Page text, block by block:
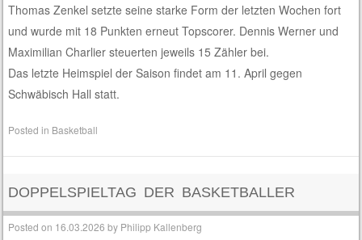
Thomas Zenkel setzte seine starke Form der letzten Wochen fort
und wurde mit 18 Punkten erneut Topscorer. Dennis Werner und
Maximilian Charlier steuerten jeweils 15 Zähler bei.
Das letzte Heimspiel der Saison findet am 11. April gegen
Schwäbisch Hall statt.
Posted in Basketball
DOPPELSPIELTAG DER BASKETBALLER
Posted on 16.03.2026 by Philipp Kallenberg